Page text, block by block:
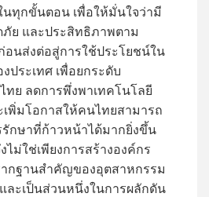
นทุกขั้นตอน เพื่อให้มั่นใจว่ามี
ย และประสิทธิภาพตาม
นส่งต่อสู่การใช้ประโยชน์ใน
ระเทศ เพื่อยกระดับ
ย ลดการพึ่งพาเทคโนโลยี
เพิ่มโอกาสให้คนไทยสามารถ
รักษาที่ก้าวหน้าได้มากยิ่งขึ้น
ม่ใช่เพียงการสร้างองค์กร
กฐานสำคัญของอุตสาหกรรม
ะเป็นส่วนหนึ่งในการผลักดัน